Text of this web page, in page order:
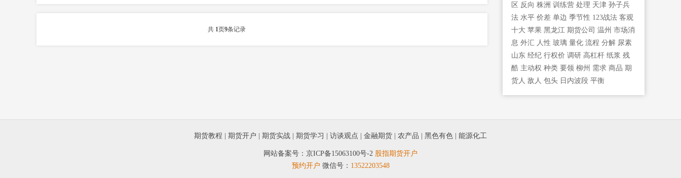
共 1页9条记录
区 反向 株洲 训练营 处理 天津 孙子兵
法 水平 价差 单边 季节性 123战法 客观
十大 苹果 黑龙江 期货公司 温州 市场消
息 外汇 人性 玻璃 量化 流程 分解 尿素
山东 经纪 行权价 调研 高杠杆 纸浆 残
酷 主动权 种类 要领 柳州 需求 商品 期
货人 敌人 包头 日内波段 平衡
期货教程 期货开户 期货实战 期货学习 访谈观点 金融期货 农产品 黑色有色 能源化工
网站备案号： 京ICP备15063100号-2 股指期货开户
预约开户 微信号： 13522203548